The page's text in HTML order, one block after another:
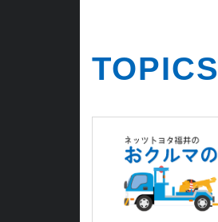
TOPICS